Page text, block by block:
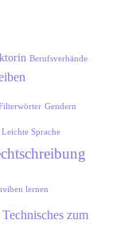
Berufsverbände
Gendern
Leichte Sprache
lernen
Technisches zum